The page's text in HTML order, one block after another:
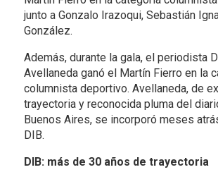
junto a Gonzalo Irazoqui, Sebastián
González.
Además, durante la gala, el periodista
Avellaneda ganó el Martín Fierro en la
columnista deportivo. Avellaneda, de
trayectoria y reconocida pluma del
Buenos Aires, se incorporó meses
DIB.
DIB: más de 30 años de trayectoria